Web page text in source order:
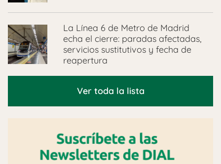
La Línea 6 de Metro de Madrid
echa el cierre: paradas afectadas,
servicios sustitutivos y fecha de
reapertura
Ver toda la lista